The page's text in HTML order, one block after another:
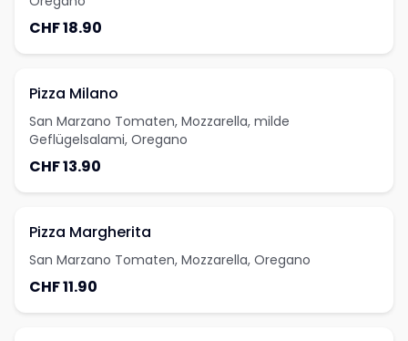
CHF 18.90
Pizza Milano
San Marzano Tomaten, Mozzarella, milde
Geflügelsalami, Oregano
CHF 13.90
Pizza Margherita
San Marzano Tomaten, Mozzarella, Oregano
CHF 11.90